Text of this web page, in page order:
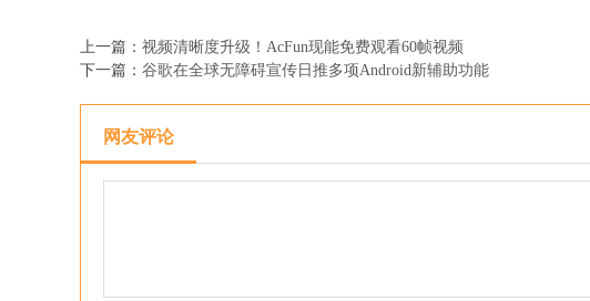
上一篇： 视频清晰度升级！AcFun现能免费观看60帧视频
下一篇： 谷歌在全球无障碍宣传日推多项Android新辅助功能
网友评论